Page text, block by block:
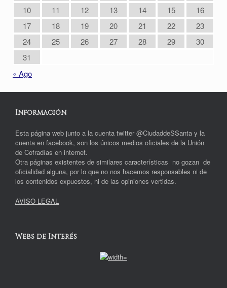
10
11 12 13 14 15
16
17
18 19 20 21 22
23
24
25 26 27 28 29
30
31
« Ago
Información
Esta página web junto a la cuenta twitter @CiudaddeSSanta y la
cuenta en facebook, son los únicos medios oficiales de la Unión
de Cofradías en internet.
Otra páginas existentes de similares características no gozan de
oficialidad alguna, por lo que no nos hacemos responsables ni de
los contenidos expuestos, ni de las opiniones vertidas.
AVISO LEGAL
Webs de Interés